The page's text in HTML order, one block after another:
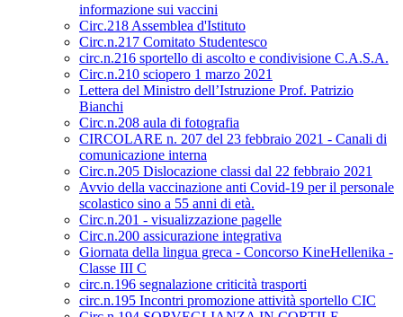
informazione sui vaccini
Circ.218 Assemblea d'Istituto
Circ.n.217 Comitato Studentesco
circ.n.216 sportello di ascolto e condivisione C.A.S.A.
Circ.n.210 sciopero 1 marzo 2021
Lettera del Ministro dell’Istruzione Prof. Patrizio
Bianchi
Circ.n.208 aula di fotografia
CIRCOLARE n. 207 del 23 febbraio 2021 - Canali di
comunicazione interna
Circ.n.205 Dislocazione classi dal 22 febbraio 2021
Avvio della vaccinazione anti Covid-19 per il personale
scolastico sino a 55 anni di età.
Circ.n.201 - visualizzazione pagelle
Circ.n.200 assicurazione integrativa
Giornata della lingua greca - Concorso KineHellenika -
Classe III C
circ.n.196 segnalazione criticità trasporti
circ.n.195 Incontri promozione attività sportello CIC